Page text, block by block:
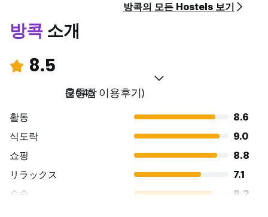
방콕의 모든 Hostels 보기
방콕 소개
8.5
훌륭함
(2645 이용후기)
활동
8.6
식도락
9.0
쇼핑
8.8
リラックス
7.1
수송
8.2